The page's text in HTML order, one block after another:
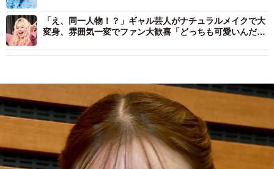
「え、同一人物！？」ギャル芸人がナチュラルメイクで大
変身、雰囲気一変でファン大歓喜「どっちも可愛いんだ